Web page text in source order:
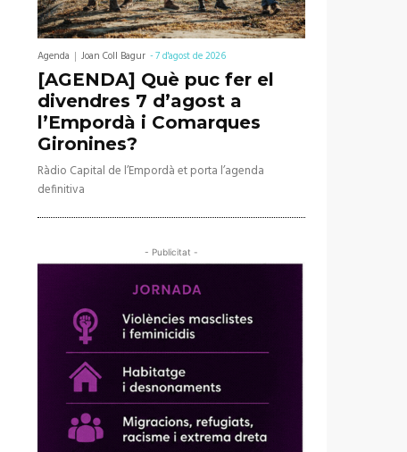
Agenda Joan Coll Bagur -7 d'agost de 2026
[AGENDA] Què puc fer el
divendres 7 d’agost a
l’Empordà i Comarques
Gironines?
Ràdio Capital de l’Empordà et porta l’agenda
definitiva
- Publicitat -